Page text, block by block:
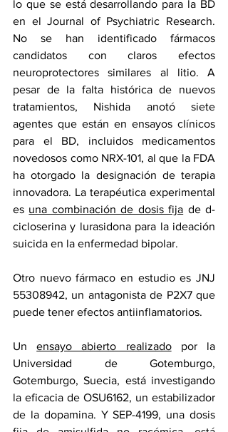
lo que se está desarrollando para la BD
en el Journal of Psychiatric Research.
No se han identificado fármacos
candidatos con claros efectos
neuroprotectores similares al litio. A
pesar de la falta histórica de nuevos
tratamientos, Nishida anotó siete
agentes que están en ensayos clínicos
para el BD, incluidos medicamentos
novedosos como NRX-101, al que la FDA
ha otorgado la designación de terapia
innovadora. La terapéutica experimental
es una combinación de dosis fija de d-
cicloserina y lurasidona para la ideación
suicida en la enfermedad bipolar.
Otro nuevo fármaco en estudio es JNJ
55308942, un antagonista de P2X7 que
puede tener efectos antiinflamatorios.
Un ensayo abierto realizado por la
Universidad de Gotemburgo,
Gotemburgo, Suecia, está investigando
la eficacia de OSU6162, un estabilizador
de la dopamina. Y SEP-4199, una dosis